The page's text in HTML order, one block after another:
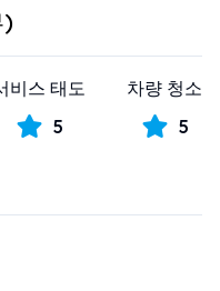
)
비스 태도
5
차량 청소
5